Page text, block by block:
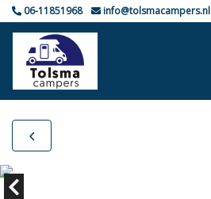
06-11851968 info@tolsmacampers.nl